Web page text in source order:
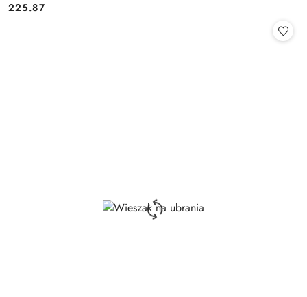
Cena:
225.87